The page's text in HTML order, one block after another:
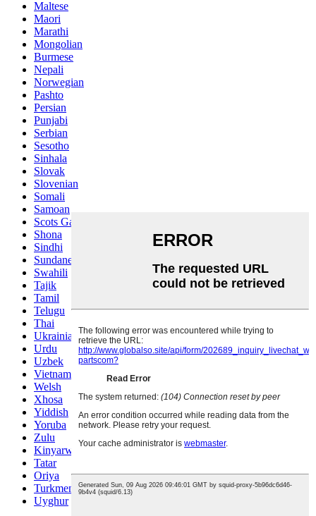
Maltese
Maori
Marathi
Mongolian
Burmese
Nepali
Norwegian
Pashto
Persian
Punjabi
Serbian
Sesotho
Sinhala
Slovak
Slovenian
Somali
Samoan
Scots Gaelic
Shona
Sindhi
Sundanese
Swahili
Tajik
Tamil
Telugu
Thai
Ukrainian
Urdu
Uzbek
Vietnamese
Welsh
Xhosa
Yiddish
Yoruba
Zulu
Kinyarwanda
Tatar
Oriya
Turkmen
Uyghur